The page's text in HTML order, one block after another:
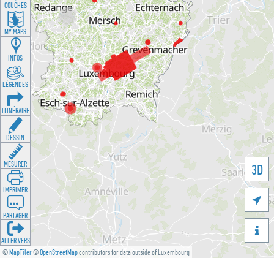
©MapTiler©OpenStreetMapcontributors for data outside of Luxembourg
3D


COUCHES
MY MAPS
INFOS
LÉGENDES
ITINÉRAIRE
DESSIN
MESURER
IMPRIMER
PARTAGER
ALLER VERS